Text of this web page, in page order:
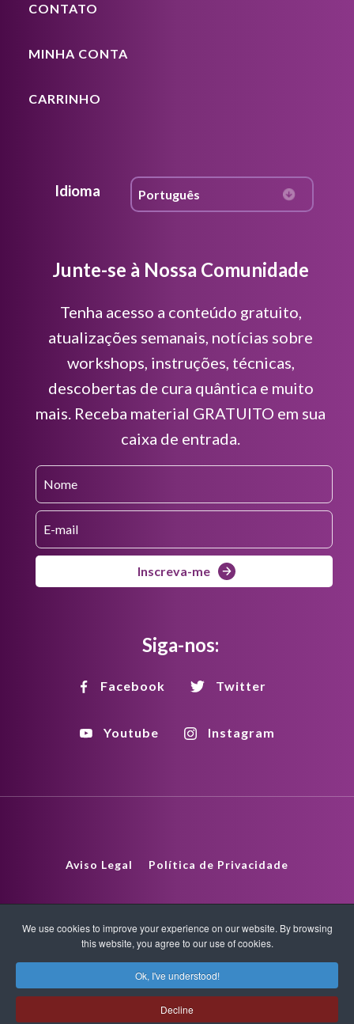
CONTATO
MINHA CONTA
CARRINHO
Idioma
Junte-se à Nossa Comunidade
Tenha acesso a conteúdo gratuito,
atualizações semanais, notícias sobre
workshops, instruções, técnicas,
descobertas de cura quântica e muito
mais. Receba material GRATUITO em sua
caixa de entrada.
Inscreva-me
Siga-nos:
Facebook Twitter
Youtube Instagram
Aviso Legal Política de Privacidade
Copyright © 2026 Quantum-Touch. All rights reserved.
www.quantumtouch.com
We use cookies to improve your experience on our website. By browsing
this website, you agree to our use of cookies.
Ok, I've understood!
Decline